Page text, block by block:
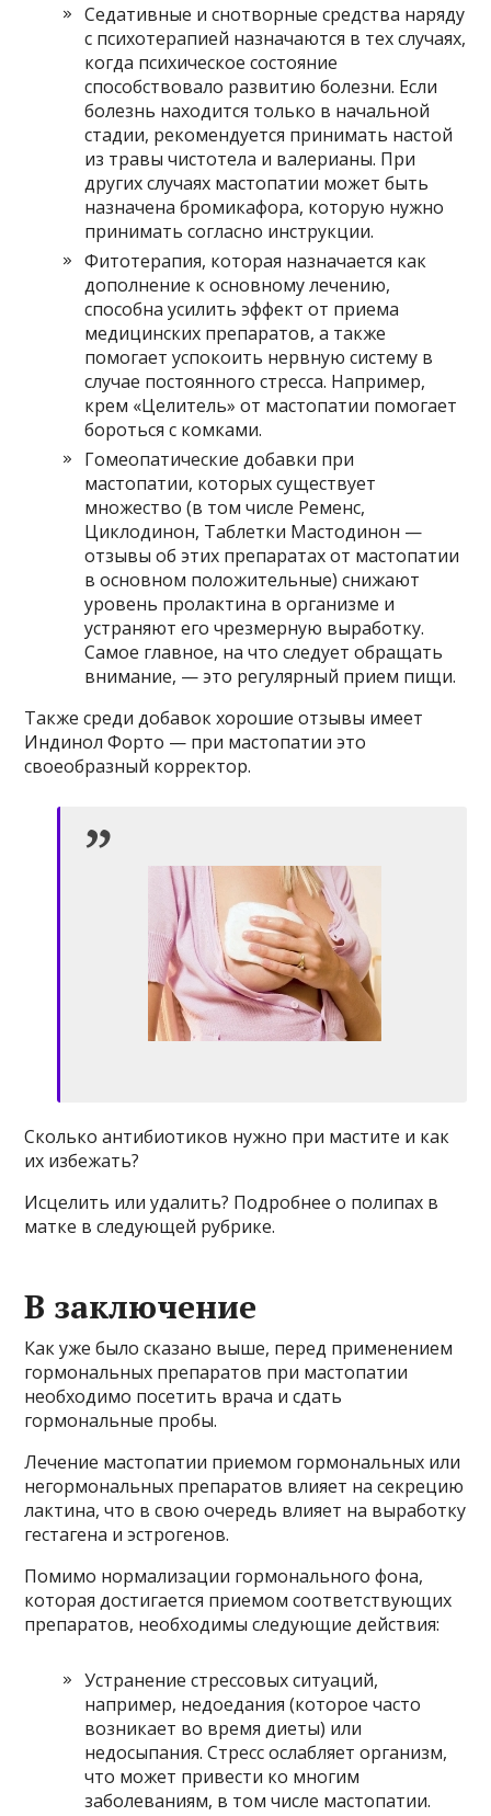
Седативные и снотворные средства наряду
с психотерапией назначаются в тех случаях,
когда психическое состояние
способствовало развитию болезни. Если
болезнь находится только в начальной
стадии, рекомендуется принимать настой
из травы чистотела и валерианы. При
других случаях мастопатии может быть
назначена бромикафора, которую нужно
принимать согласно инструкции.
Фитотерапия, которая назначается как
дополнение к основному лечению,
способна усилить эффект от приема
медицинских препаратов, а также
помогает успокоить нервную систему в
случае постоянного стресса. Например,
крем «Целитель» от мастопатии помогает
бороться с комками.
Гомеопатические добавки при
мастопатии, которых существует
множество (в том числе Ременс,
Циклодинон, Таблетки Мастодинон —
отзывы об этих препаратах от мастопатии
в основном положительные) снижают
уровень пролактина в организме и
устраняют его чрезмерную выработку.
Самое главное, на что следует обращать
внимание, — это регулярный прием пищи.
Также среди добавок хорошие отзывы имеет
Индинол Форто — при мастопатии это
своеобразный корректор.
Сколько антибиотиков нужно при мастите и как
их избежать?
Исцелить или удалить? Подробнее о полипах в
матке в следующей рубрике.
В заключение
Как уже было сказано выше, перед применением
гормональных препаратов при мастопатии
необходимо посетить врача и сдать
гормональные пробы.
Лечение мастопатии приемом гормональных или
негормональных препаратов влияет на секрецию
лактина, что в свою очередь влияет на выработку
гестагена и эстрогенов.
Помимо нормализации гормонального фона,
которая достигается приемом соответствующих
препаратов, необходимы следующие действия:
Устранение стрессовых ситуаций,
например, недоедания (которое часто
возникает во время диеты) или
недосыпания. Стресс ослабляет организм,
что может привести ко многим
заболеваниям, в том числе мастопатии.